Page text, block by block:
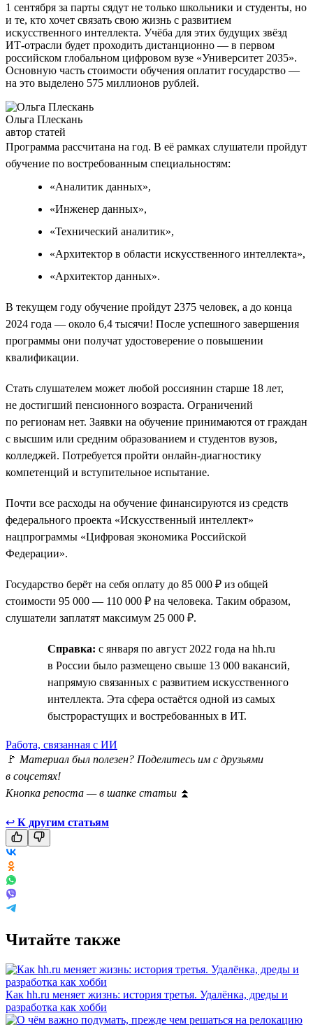
1 сентября за парты сядут не только школьники и студенты, но
и те, кто хочет связать свою жизнь с развитием
искусственного интеллекта. Учёба для этих будущих звёзд
ИТ-отрасли будет проходить дистанционно — в первом
российском глобальном цифровом вузе «Университет 2035».
Основную часть стоимости обучения оплатит государство —
на это выделено 575 миллионов рублей.
Ольга Плескань
автор статей
Программа рассчитана на год. В её рамках слушатели пройдут
обучение по востребованным специальностям:
«Аналитик данных»,
«Инженер данных»,
«Технический аналитик»,
«Архитектор в области искусственного интеллекта»,
«Архитектор данных».
В текущем году обучение пройдут 2375 человек, а до конца
2024 года — около 6,4 тысячи! После успешного завершения
программы они получат удостоверение о повышении
квалификации.
Стать слушателем может любой россиянин старше 18 лет,
не достигший пенсионного возраста. Ограничений
по регионам нет. Заявки на обучение принимаются от граждан
с высшим или средним образованием и студентов вузов,
колледжей. Потребуется пройти онлайн-диагностику
компетенций и вступительное испытание.
Почти все расходы на обучение финансируются из средств
федерального проекта «Искусственный интеллект»
нацпрограммы «Цифровая экономика Российской
Федерации».
Государство берёт на себя оплату до 85 000 ₽ из общей
стоимости 95 000 — 110 000 ₽ на человека. Таким образом,
слушатели заплатят максимум 25 000 ₽.
Справка: с января по август 2022 года на hh.ru
в России было размещено свыше 13 000 вакансий,
напрямую связанных с развитием искусственного
интеллекта. Эта сфера остаётся одной из самых
быстрорастущих и востребованных в ИТ.
Работа, связанная с ИИ
🚩 Материал был полезен? Поделитесь им с друзьями
в соцсетях!
Кнопка репоста — в шапке статьи ⏫
↩ К другим статьям
Читайте также
Как hh.ru меняет жизнь: история третья. Удалёнка, дреды и
разработка как хобби